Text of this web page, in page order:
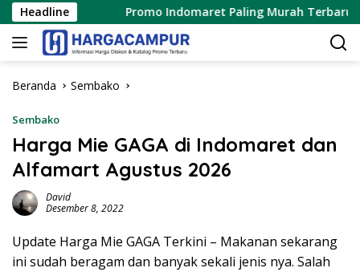
Langsung
ke
konten
Headline Promo Indomaret Paling Murah Terbaru 6 – 12
Beranda Sembako
Sembako
Harga Mie GAGA di Indomaret dan
Alfamart Agustus 2026
David
Desember 8, 2022
Update Harga Mie GAGA Terkini – Makanan sekarang
ini sudah beragam dan banyak sekali jenis nya. Salah